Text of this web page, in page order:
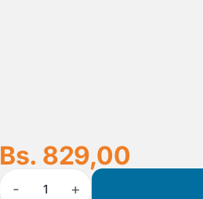
Bs. 829,00
- 1 +